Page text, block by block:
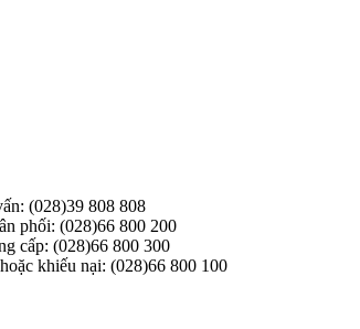
(028)39 808 808
phối: (028)66 800 200
cấp: (028)66 800 300
khiếu nại: (028)66 800 100